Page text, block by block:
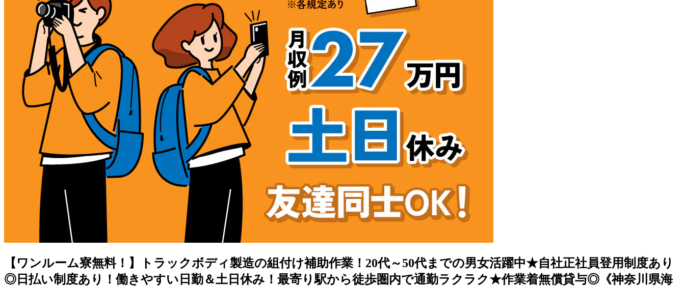
【ワンルーム寮無料！】トラックボディ製造の組付け補助作業！20代～50代までの男女活躍中★自社正社員登用制度あり
◎日払い制度あり！働きやすい日勤＆土日休み！最寄り駅から徒歩圏内で通勤ラクラク★作業着無償貸与◎《神奈川県海